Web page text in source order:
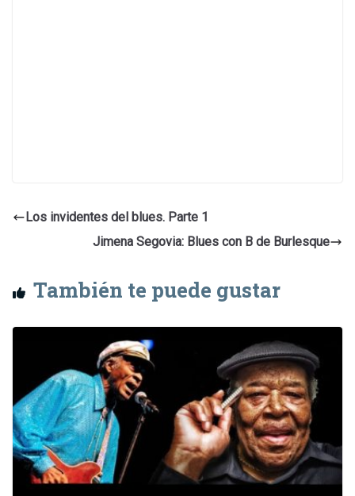
Los invidentes del blues. Parte 1
Jimena Segovia: Blues con B de Burlesque
También te puede gustar